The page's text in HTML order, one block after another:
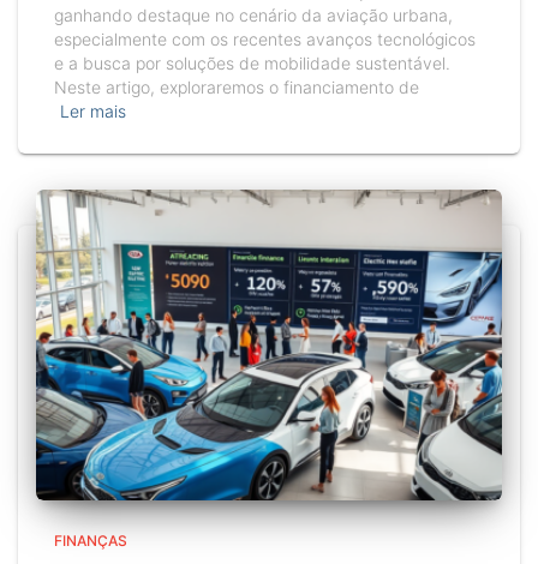
ganhando destaque no cenário da aviação urbana,
especialmente com os recentes avanços tecnológicos
e a busca por soluções de mobilidade sustentável.
Neste artigo, exploraremos o financiamento de
Ler mais
FINANÇAS